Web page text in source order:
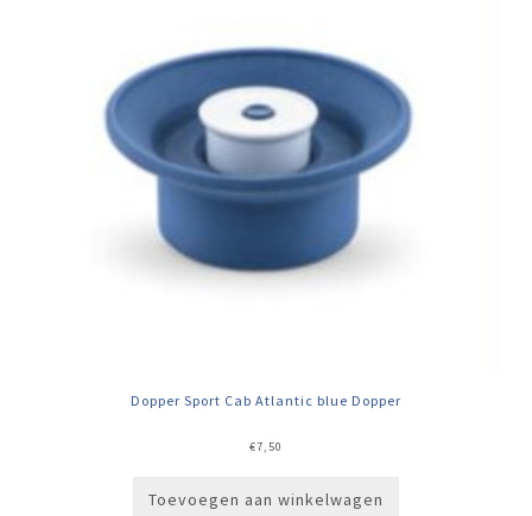
Dopper Sport Cab Atlantic blue Dopper
€7,50
Toevoegen aan winkelwagen